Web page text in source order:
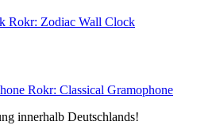
Rokr: Zodiac Wall Clock
Rokr: Classical Gramophone
innerhalb Deutschlands!